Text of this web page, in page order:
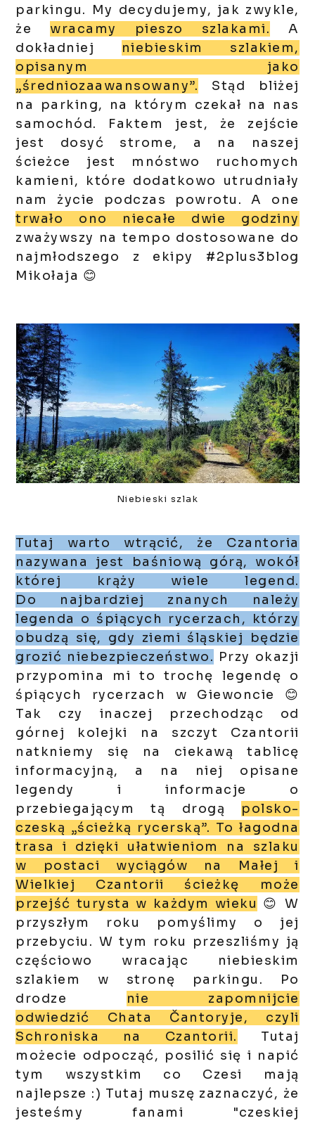
parkingu. My decydujemy, jak zwykle,
że wracamy pieszo szlakami. A
dokładniej
niebieskim szlakiem,
opisanym jako
„średniozaawansowany”.
Stąd bliżej
na parking, na którym czekał na nas
samochód. Faktem jest, że zejście
jest dosyć strome, a na naszej
ścieżce jest mnóstwo ruchomych
kamieni, które dodatkowo utrudniały
nam życie podczas powrotu. A one
t rwało ono niecałe dwie godziny
zważywszy na tempo dostosowane do
najmłodszego z ekipy #2plus3blog
Mikołaja 😊
Niebieski szlak
Tutaj warto wtrącić, że Czantoria
nazywana jest baśniową górą, wokół
której krąży wiele legend.
Do najbardziej znanych należy
legenda o śpiących rycerzach, którzy
obudzą się, gdy ziemi śląskiej będzie
grozić niebezpieczeństwo. Przy okazji
przypomina mi to trochę legendę o
śpiących rycerzach w Giewoncie 😊
Tak czy inaczej przechodząc od
górnej kolejki na szczyt Czantorii
natkniemy się na ciekawą tablicę
informacyjną, a na niej opisane
legendy i informacje o
przebiegającym tą drogą polsko-
czeską „ścieżką rycerską”. To łagodna
trasa i dzięki ułatwieniom na szlaku
w postaci wyciągów na Małej i
Wielkiej Czantorii ścieżkę może
przejść turysta w każdym wieku 😊 W
przyszłym roku pomyślimy o jej
przebyciu. W tym roku przeszliśmy ją
częściowo wracając niebieskim
szlakiem w stronę parkingu. Po
drodze
nie zapomnijcie
odwiedzić Chata Čantoryje, czyli
Schroniska na Czantorii.
Tutaj
możecie odpocząć, posilić się i napić
tym wszystkim co Czesi mają
najlepsze :) Tutaj muszę zaznaczyć, że
jesteśmy fanami "czeskiej